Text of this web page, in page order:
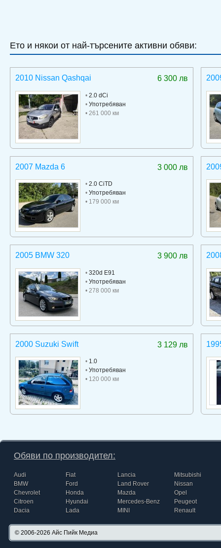
Ето и някои от най-търсените активни обяви:
6 300 лв
2010 Nissan Qashqai
• 2.0 dCi
• Употребяван
• 261 000 км
3 000 лв
2007 Mazda 6
• 2.0 CiTD
• Употребяван
• 179 000 км
3 900 лв
2005 BMW 320
• 320d E91
• Употребяван
• 278 000 км
3 129 лв
2000 Suzuki Swift
• 1.0
• Употребяван
• 120 000 км
Обяви по производител:
Audi
BMW
Chevrolet
Citroen
Dacia
Fiat
Ford
Honda
Hyundai
Lada
Lancia
Land Rover
Mazda
Mercedes-Benz
MINI
Mitsubishi
Nissan
Opel
Peugeot
Renault
© 2006-2026 Айс Пийк Медиа